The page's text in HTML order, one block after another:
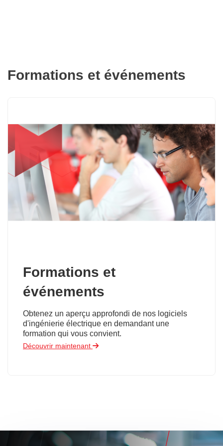
Formations et événements
Formations et
événements
Obtenez un aperçu approfondi de nos logiciels
d'ingénierie électrique en demandant une
formation qui vous convient.
Découvrir maintenant